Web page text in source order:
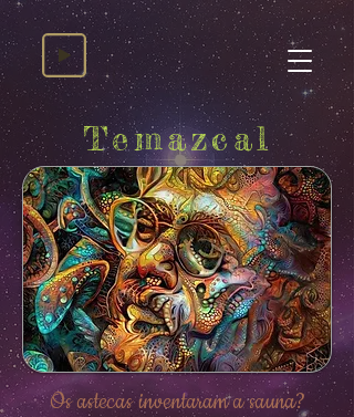
Temazcal
Os astecas inventaram a sauna?